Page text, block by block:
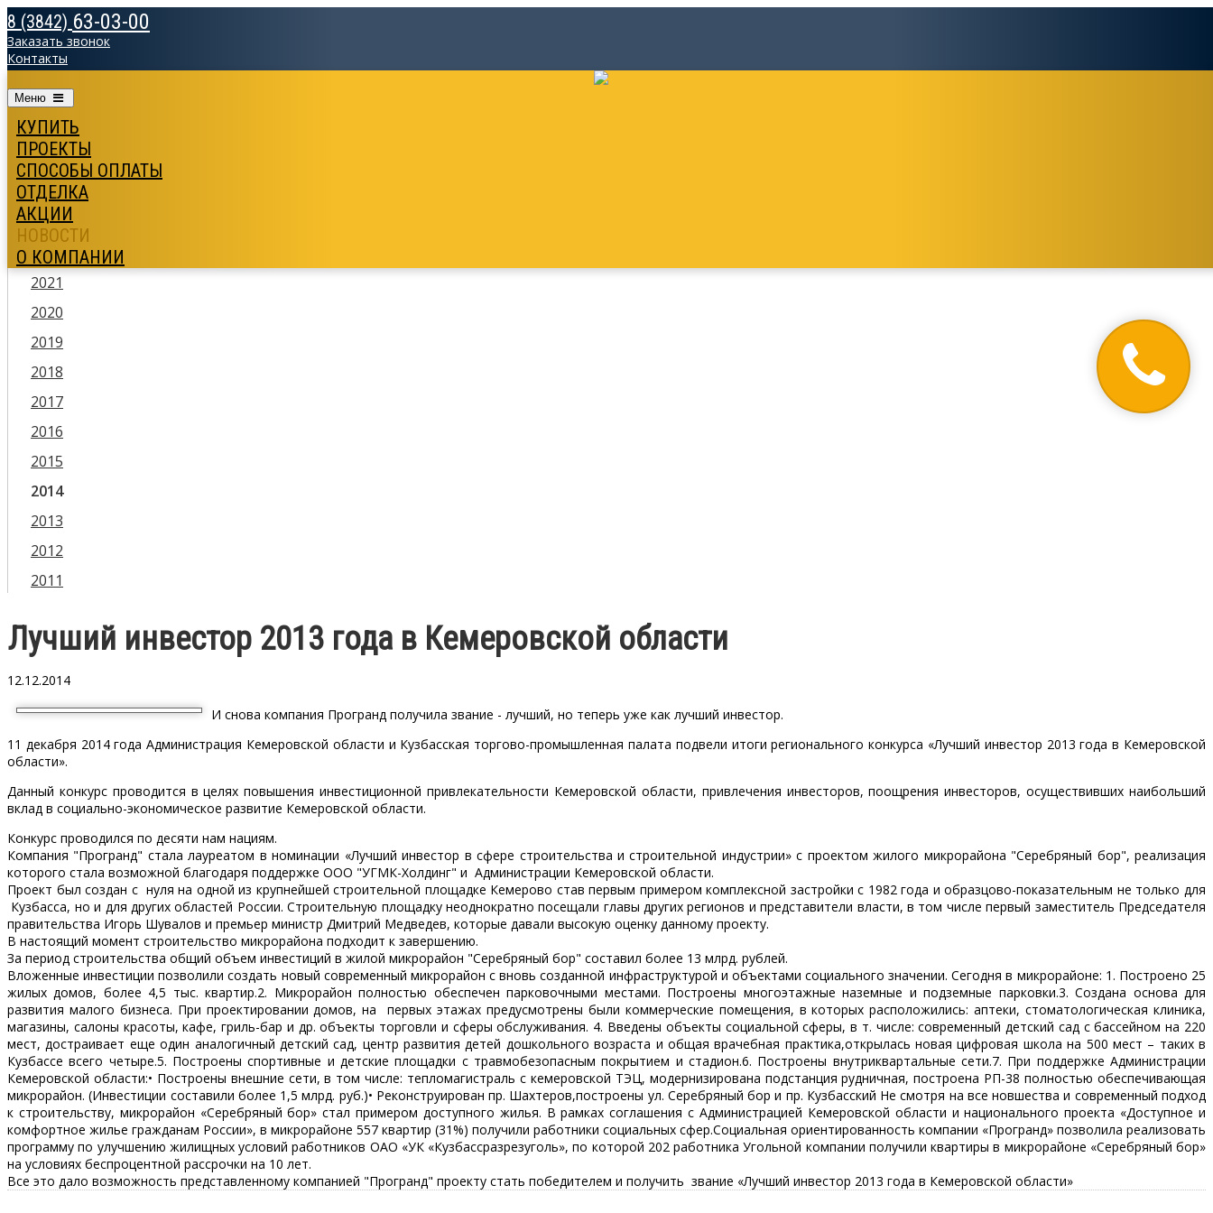
8 (3842) 63-03-00
Заказать звонок
Контакты
Меню
КУПИТЬ
ПРОЕКТЫ
СПОСОБЫ ОПЛАТЫ
ОТДЕЛКА
АКЦИИ
НОВОСТИ
О КОМПАНИИ
2026
2025
2024
2023
2022
2021
2020
2019
2018
2017
2016
2015
2014
2013
2012
2011
Лучший инвестор 2013 года в Кемеровской области
12.12.2014
И снова компания Програнд получила звание - лучший, но теперь уже как лучший инвестор.
11 декабря 2014 года Администрация Кемеровской области и Кузбасская торгово-промышленная палата подвели итоги регионального конкурса «Лучший инвестор 2013 года в Кемеровской
области».
Данный конкурс проводится в целях повышения инвестиционной привлекательности Кемеровской области, привлечения инвесторов, поощрения инвесторов, осуществивших наибольший
вклад в социально-экономическое развитие Кемеровской области.
Конкурс проводился по десяти нам нациям.
Компания "Програнд" стала лауреатом в номинации «Лучший инвестор в сфере строительства и строительной индустрии» с проектом жилого микрорайона "Серебряный бор", реализация
которого стала возможной благодаря поддержке ООО "УГМК-Холдинг" и Администрации Кемеровской области.
Проект был создан с нуля на одной из крупнейшей строительной площадке Кемерово став первым примером комплексной застройки с 1982 года и образцово-показательным не только для
Кузбасса, но и для других областей России. Строительную площадку неоднократно посещали главы других регионов и представители власти, в том числе первый заместитель Председателя
правительства Игорь Шувалов и премьер министр Дмитрий Медведев, которые давали высокую оценку данному проекту.
В настоящий момент строительство микрорайона подходит к завершению.
За период строительства общий объем инвестиций в жилой микрорайон "Серебряный бор" составил более 13 млрд. рублей.
Вложенные инвестиции позволили создать новый современный микрорайон с вновь созданной инфраструктурой и объектами социального значении. Сегодня в микрорайоне: 1. Построено 25
жилых домов, более 4,5 тыс. квартир.2. Микрорайон полностью обеспечен парковочными местами. Построены многоэтажные наземные и подземные парковки.3. Создана основа для
развития малого бизнеса. При проектировании домов, на первых этажах предусмотрены были коммерческие помещения, в которых расположились: аптеки, стоматологическая клиника,
магазины, салоны красоты, кафе, гриль-бар и др. объекты торговли и сферы обслуживания. 4. Введены объекты социальной сферы, в т. числе: современный детский сад с бассейном на 220
мест, достраивает еще один аналогичный детский сад, центр развития детей дошкольного возраста и общая врачебная практика,открылась новая цифровая школа на 500 мест – таких в
Кузбассе всего четыре.5. Построены спортивные и детские площадки с травмобезопасным покрытием и стадион.6. Построены внутриквартальные сети.7. При поддержке Администрации
Кемеровской области:• Построены внешние сети, в том числе: тепломагистраль с кемеровской ТЭЦ, модернизирована подстанция рудничная, построена РП-38 полностью обеспечивающая
микрорайон. (Инвестиции составили более 1,5 млрд. руб.)• Реконструирован пр. Шахтеров,построены ул. Серебряный бор и пр. Кузбасский Не смотря на все новшества и современный подход
к строительству, микрорайон «Серебряный бор» стал примером доступного жилья. В рамках соглашения с Администрацией Кемеровской области и национального проекта «Доступное и
комфортное жилье гражданам России», в микрорайоне 557 квартир (31%) получили работники социальных сфер.Социальная ориентированность компании «Програнд» позволила реализовать
программу по улучшению жилищных условий работников ОАО «УК «Кузбассразрезуголь», по которой 202 работника Угольной компании получили квартиры в микрорайоне «Серебряный бор»
на условиях беспроцентной рассрочки на 10 лет.
Все это дало возможность представленному компанией "Програнд" проекту стать победителем и получить звание «Лучший инвестор 2013 года в Кемеровской области»